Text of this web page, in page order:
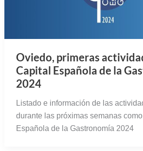
Oviedo, primeras
Capital Española de la
2024
Listado e información de las
durante las próximas semanas como
Española de la Gastronomía 2024